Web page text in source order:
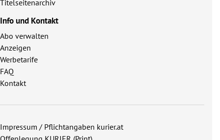
Titelseitenarchiv
Info und Kontakt
Abo verwalten
Anzeigen
Werbetarife
FAQ
Kontakt
Impressum / Pflichtangaben kurier.at